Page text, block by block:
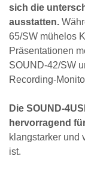
sich die
ausstatten.
65/SW mühelos
Präsentationen
SOUND-42/SW
Recording-
Die SOUND-
hervorragend
klangstarker und
ist.